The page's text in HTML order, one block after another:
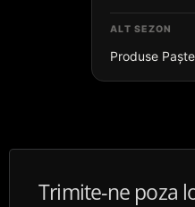
ALT SEZON
Produse Paște
Trimite-ne poza